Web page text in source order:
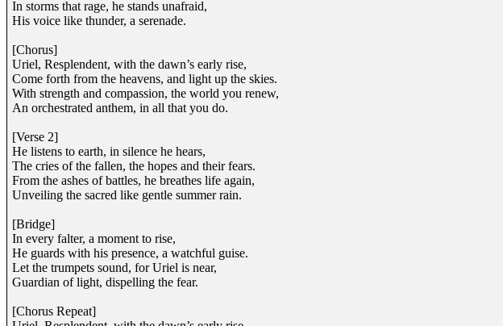
In storms that rage, he stands unafraid,
His voice like thunder, a serenade.
[Chorus]
Uriel, Resplendent, with the dawn’s early rise,
Come forth from the heavens, and light up the skies.
With strength and compassion, the world you renew,
An orchestrated anthem, in all that you do.
[Verse 2]
He listens to earth, in silence he hears,
The cries of the fallen, the hopes and their fears.
From the ashes of battles, he breathes life again,
Unveiling the sacred like gentle summer rain.
[Bridge]
In every falter, a moment to rise,
He guards with his presence, a watchful guise.
Let the trumpets sound, for Uriel is near,
Guardian of light, dispelling the fear.
[Chorus Repeat]